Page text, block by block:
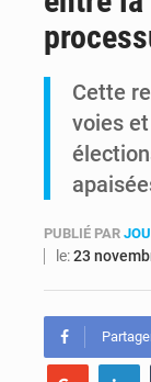
Cette
voies
PUBLIÉ PAR
le:23